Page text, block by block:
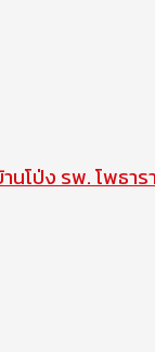
ป่ง รพ. โพธา